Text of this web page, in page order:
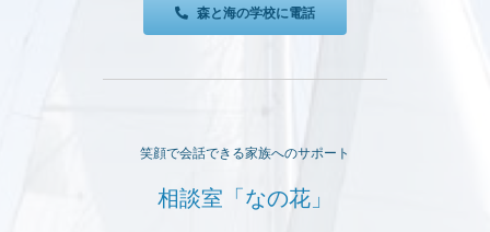
森と海の学校に電話
笑顔で会話できる家族へのサポート
相談室「なの花」